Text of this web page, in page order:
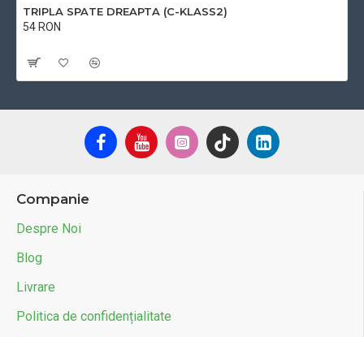
TRIPLA SPATE DREAPTA (C-KLASS2)
54 RON
Companie
Despre Noi
Blog
Livrare
Politica de confidențialitate